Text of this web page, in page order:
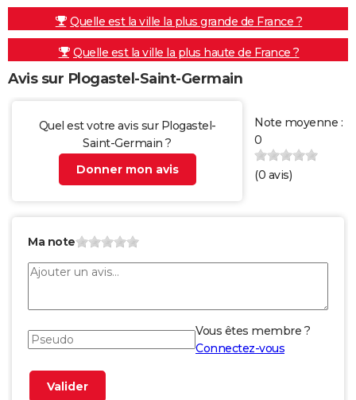
Quelle est la ville la plus grande de France ?
Quelle est la ville la plus haute de France ?
Avis sur Plogastel-Saint-Germain
Quel est votre avis sur Plogastel-
Saint-Germain ?
Donner mon avis
Note moyenne :
0
(0 avis)
Ma note
Vous êtes membre ?
Connectez-vous